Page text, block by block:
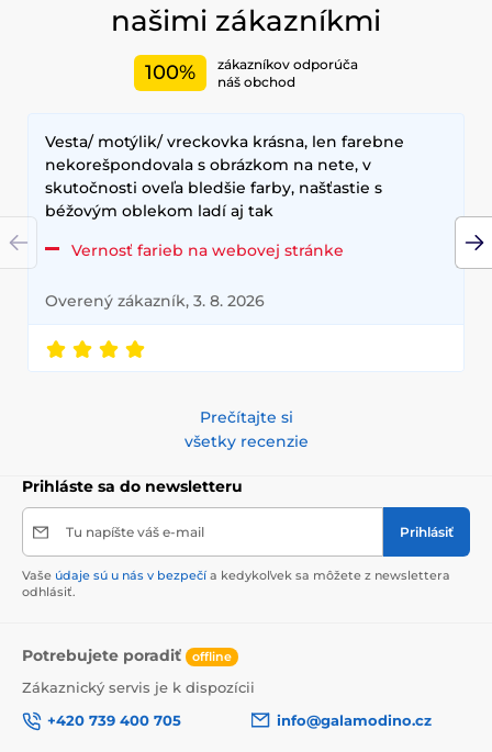
našimi zákazníkmi
100%
zákazníkov odporúča
náš obchod
Vesta/ motýlik/ vreckovka krásna, len farebne
nekorešpondovala s obrázkom na nete, v
skutočnosti oveľa bledšie farby, našťastie s
béžovým oblekom ladí aj tak
Vernosť farieb na webovej stránke
Overený zákazník, 3. 8. 2026
Prečítajte si
všetky recenzie
Prihláste sa do newsletteru
Tu napíšte váš e-mail Prihlásiť
Vaše údaje sú u nás v bezpečí a kedykoľvek sa môžete z newslettera
odhlásiť.
Potrebujete poradiť offline
Zákaznický servis je k dispozícii
+420 739 400 705
info@galamodino.cz